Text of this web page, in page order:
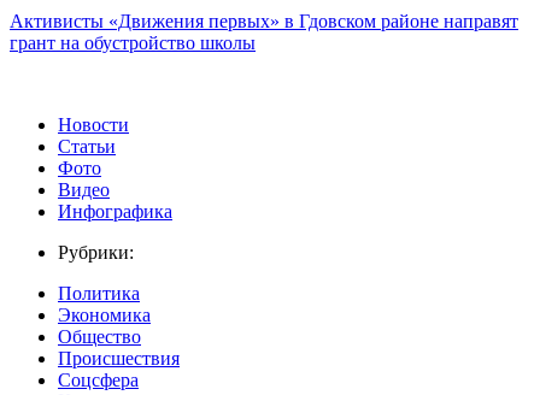
Активисты «Движения первых» в Гдовском районе направят
грант на обустройство школы
Новости
Статьи
Фото
Видео
Инфографика
Рубрики:
Политика
Экономика
Общество
Происшествия
Соцсфера